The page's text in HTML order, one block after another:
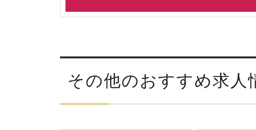
その他のおすすめ求人